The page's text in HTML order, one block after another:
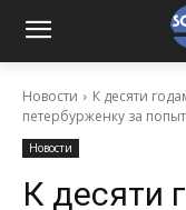
Новости
К десяти
петербурженку за
Новости
К десяти